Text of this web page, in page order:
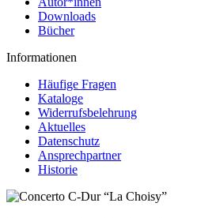
Downloads
Bücher
Informationen
Häufige Fragen
Kataloge
Widerrufsbelehrung
Aktuelles
Datenschutz
Ansprechpartner
Historie